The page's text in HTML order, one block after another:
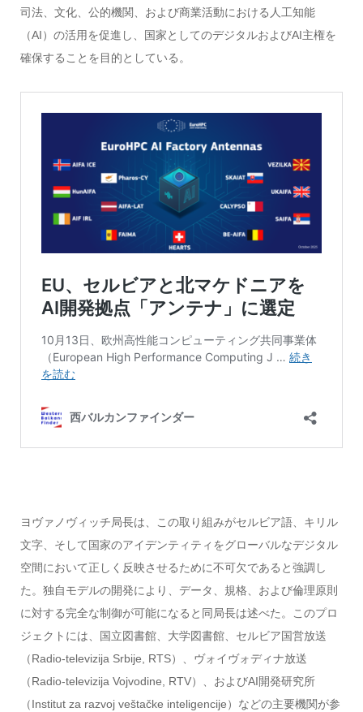
司法、文化、公的機関、および商業活動における人工知能
（AI）の活用を促進し、国家としてのデジタルおよびAI主権を
確保することを目的としている。
ヨヴァノヴィッチ局長は、この取り組みがセルビア語、キリル
文字、そして国家のアイデンティティをグローバルなデジタル
空間において正しく反映させるために不可欠であると強調し
た。独自モデルの開発により、データ、規格、および倫理原則
に対する完全な制御が可能になると同局長は述べた。このプロ
ジェクトには、国立図書館、大学図書館、セルビア国営放送
（Radio-televizija Srbije, RTS）、ヴォイヴォディナ放送
（Radio-televizija Vojvodine, RTV）、およびAI開発研究所
（Institut za razvoj veštačke inteligencije）などの主要機関が参